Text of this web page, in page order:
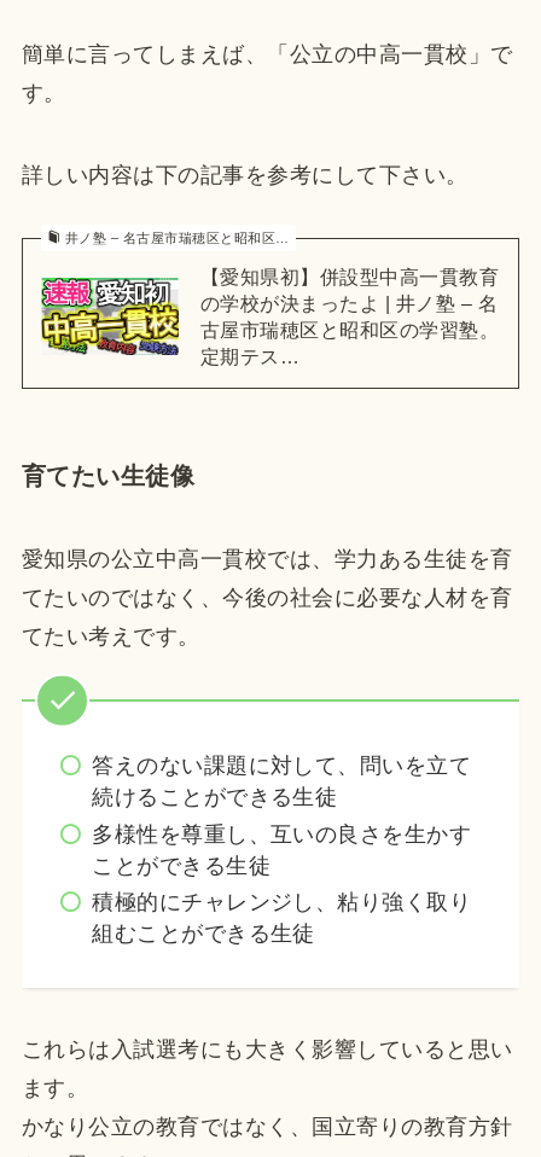
簡単に言ってしまえば、「公立の中高一貫校」で
す。
詳しい内容は下の記事を参考にして下さい。
井ノ塾 – 名古屋市瑞穂区と昭和区…
【愛知県初】併設型中高一貫教育
の学校が決まったよ | 井ノ塾 – 名
古屋市瑞穂区と昭和区の学習塾。
定期テス…
育てたい生徒像
愛知県の公立中高一貫校では、学力ある生徒を育
てたいのではなく、今後の社会に必要な人材を育
てたい考えです。
答えのない課題に対して、問いを立て
続けることができる生徒
多様性を尊重し、互いの良さを生かす
ことができる生徒
積極的にチャレンジし、粘り強く取り
組むことができる生徒
これらは入試選考にも大きく影響していると思い
ます。
かなり公立の教育ではなく、国立寄りの教育方針